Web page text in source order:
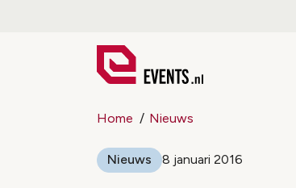
Home Nieuws
Nieuws 8 januari 2016